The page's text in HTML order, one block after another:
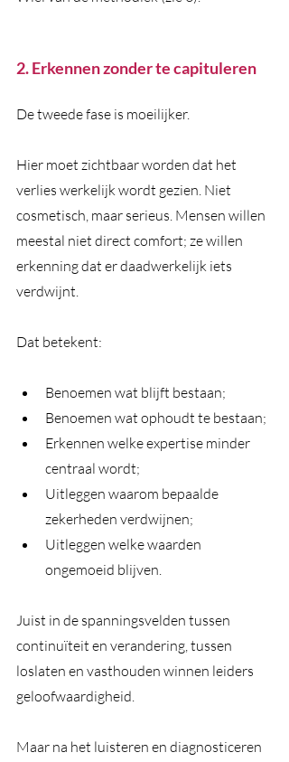
2. Erkennen zonder te capituleren
De tweede fase is moeilijker.
Hier moet zichtbaar worden dat het
verlies werkelijk wordt gezien. Niet
cosmetisch, maar serieus. Mensen willen
meestal niet direct comfort; ze willen
erkenning dat er daadwerkelijk iets
verdwijnt.
Dat betekent:
Benoemen wat blijft bestaan;
Benoemen wat ophoudt te bestaan;
Erkennen welke expertise minder
centraal wordt;
Uitleggen waarom bepaalde
zekerheden verdwijnen;
Uitleggen welke waarden
ongemoeid blijven.
Juist in de spanningsvelden tussen
continuïteit en verandering, tussen
loslaten en vasthouden winnen leiders
geloofwaardigheid.
Maar na het luisteren en diagnosticeren